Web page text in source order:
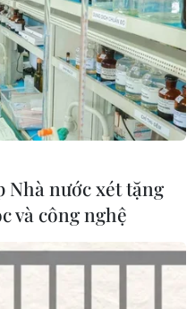
dưỡng cán bộ báo
xác định đào tạo cán
chỉ giúp phát triển nền
Nhà nước xét tặng
và công nghệ